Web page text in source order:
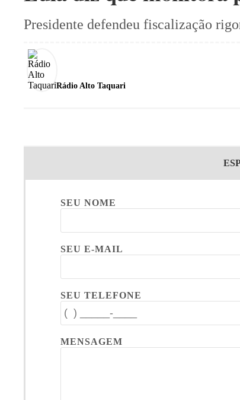
Presidente defendeu fiscalização
Rádio Alto Taquari
SEU NOME
SEU E-MAIL
SEU TELEFONE
MENSAGEM